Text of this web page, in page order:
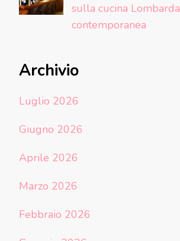
sulla cucina Lombarda
contemporanea
Archivio
Luglio 2026
Giugno 2026
Aprile 2026
Marzo 2026
Febbraio 2026